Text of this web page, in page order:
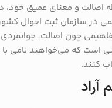
اصالت و معنای عمیق خود،
در سازمان ثبت احوال
چون اصالت،
است که می‌خواهند نامی
کنند.
آراد